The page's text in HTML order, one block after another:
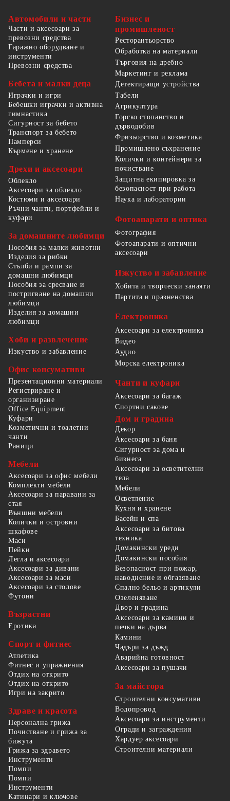
Автомобили и части
Части и аксесоари за
превозни средства
Гаражно оборудване и
инструменти
Превозни средства
Бебета и малки деца
Играчки и игри
Бебешки играчки и активна
гимнастика
Сигурност за бебето
Транспорт за бебето
Памперси
Кърмене и хранене
Дрехи и аксесоари
Облекло
Аксесоари за облекло
Костюми и аксесоари
Ръчни чанти, портфейли и
куфари
За домашните любимци
Пособия за малки животни
Изделия за рибки
Стълби и рампи за
домашни любимци
Пособия за сресване и
постригване на домашни
любимци
Изделия за домашни
любимци
Хоби и развлечение
Изкуство и забавление
Офис консумативи
Презентационни материали
Регистриране и
организиране
Office Equipment
Бизнес и
промишленост
Ресторантьорство
Обработка на материали
Търговия на дребно
Маркетинг и реклама
Детектиращи устройства
Табели
Агрикултура
Горско стопанство и
дърводобив
Фризьорство и козметика
Промишлено съхранение
Колички и контейнери за
почистване
Защитна екипировка за
безопасност при работа
Наука и лаборатории
Фотоапарати и оптика
Фотография
Фотоапарати и оптични
аксесоари
Изкуство и забавление
Хобита и творчески занаяти
Партита и празненства
Електроника
Аксесоари за електроника
Видео
Аудио
Морска електроника
Чанти и куфари
Аксесоари за багаж
Спортни сакове
Куфари
Козметични и тоалетни
чанти
Раници
Мебели
Аксесоари за офис мебели
Комплекти мебели
Аксесоари за паравани за
стая
Външни мебели
Колички и островни
шкафове
Маси
Пейки
Легла и аксесоари
Аксесоари за дивани
Аксесоари за маси
Аксесоари за столове
Футони
Възрастни
Еротика
Спорт и фитнес
Атлетика
Фитнес и упражнения
Отдих на открито
Отдих на открито
Игри на закрито
Здраве и красота
Персонална грижа
Почистване и грижа за
бижута
Грижа за здравето
Дом и градина
Декор
Аксесоари за баня
Сигурност за дома и
бизнеса
Аксесоари за осветителни
тела
Мебели
Осветление
Кухня и хранене
Басейн и спа
Аксесоари за битова
техника
Домакински уреди
Домакински пособия
Безопасност при пожар,
наводнение и обгазяване
Спално бельо и артикули
Озеленяване
Двор и градина
Аксесоари за камини и
печки на дърва
Камини
Чадъри за дъжд
Аварийна готовност
Аксесоари за пушачи
За майстора
Строителни консумативи
Водопровод
Аксесоари за инструменти
Огради и заграждения
Хардуер аксесоари
Строителни материали
Инструменти
Помпи
Помпи
Инструменти
Катинари и ключове